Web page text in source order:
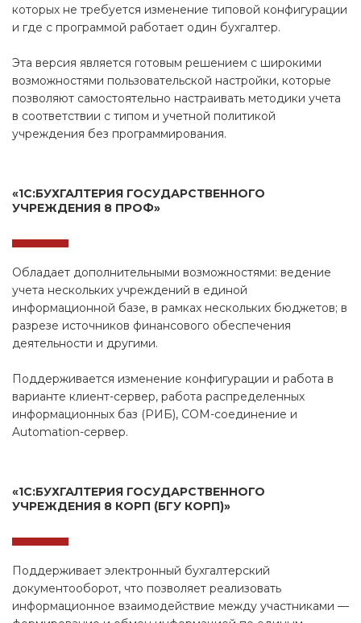
которых не требуется изменение типовой конфигурации
и где с программой работает один бухгалтер.
Эта версия является готовым решением с широкими
возможностями пользовательской настройки, которые
позволяют самостоятельно настраивать методики учета
в соответствии с типом и учетной политикой
учреждения без программирования.
«1С:БУХГАЛТЕРИЯ ГОСУДАРСТВЕННОГО
УЧРЕЖДЕНИЯ 8 ПРОФ»
Обладает дополнительными возможностями: ведение
учета нескольких учреждений в единой
информационной базе, в рамках нескольких бюджетов; в
разрезе источников финансового обеспечения
деятельности и другими.
Поддерживается изменение конфигурации и работа в
варианте клиент-сервер, работа распределенных
информационных баз (РИБ), COM-соединение и
Automation-сервер.
«1С:БУХГАЛТЕРИЯ ГОСУДАРСТВЕННОГО
УЧРЕЖДЕНИЯ 8 КОРП (БГУ КОРП)»
Поддерживает электронный бухгалтерский
документооборот, что позволяет реализовать
информационное взаимодействие между участниками —